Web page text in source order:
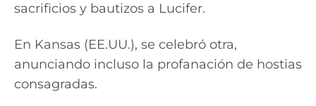
sacrificios y bautizos a Lucifer.
En Kansas (EE.UU.), se celebró otra,
anunciando incluso la profanación de hostias
consagradas.